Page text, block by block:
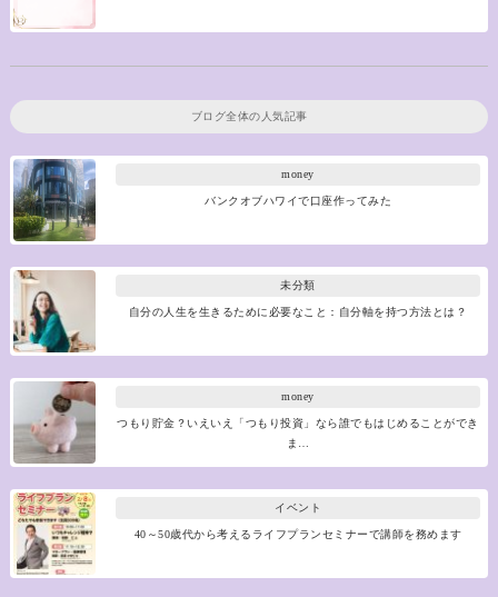
ブログ全体の人気記事
money
バンクオブハワイで口座作ってみた
未分類
自分の人生を生きるために必要なこと：自分軸を持つ方法とは？
money
つもり貯金？いえいえ「つもり投資」なら誰でもはじめることができ
ま…
イベント
40～50歳代から考えるライフプランセミナーで講師を務めます